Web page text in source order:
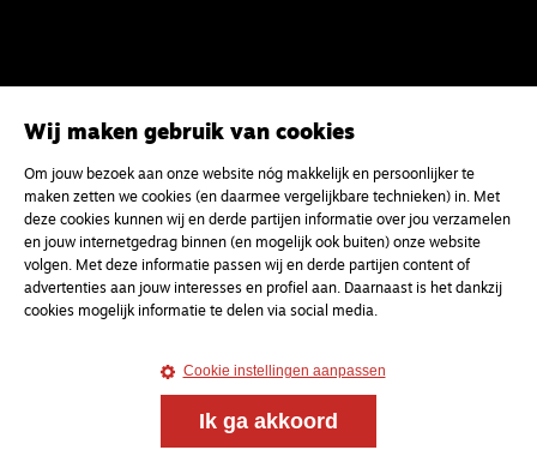
MagazineOnderweg
en gesprek voor christenen onderweg, in het bijzonder
Onderweg
Wij maken gebruik van cookies
Om jouw bezoek aan onze website nóg makkelijk en persoonlijker te
maken zetten we cookies (en daarmee vergelijkbare technieken) in. Met
deze cookies kunnen wij en derde partijen informatie over jou verzamelen
en jouw internetgedrag binnen (en mogelijk ook buiten) onze website
volgen. Met deze informatie passen wij en derde partijen content of
advertenties aan jouw interesses en profiel aan. Daarnaast is het dankzij
cookies mogelijk informatie te delen via social media.
Cookie instellingen aanpassen
Ik ga akkoord